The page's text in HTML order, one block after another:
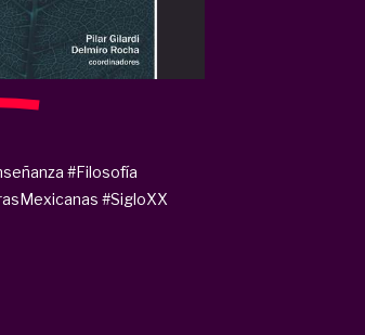
#Filosofía
#SigloXX